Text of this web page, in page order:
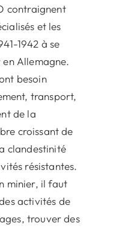
contraignent
et les
1942 à se
Allemagne.
besoin
transport,
de la
croissant de
clandestinité
résistantes.
minier, il faut
activités de
trouver des